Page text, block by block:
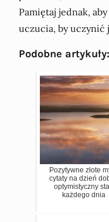
Pamiętaj jednak,
uczucia, by uczynić
Podobne artykuły:
Pozytywne złote
cytaty na dzień
optymistyczny
każdego dnia